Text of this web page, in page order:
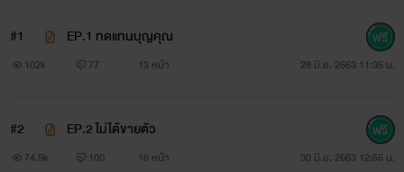
☆ ☆ ☆
#1 EP.1 ทดแทนบุญคุณ
102k 77 13 หน้า 28 มิ.ย. 2563 11:35 น.
#2 EP.2 ไม่ได้ขายตัว
74.9k 100 16 หน้า 30 มิ.ย. 2563 12:55 น.